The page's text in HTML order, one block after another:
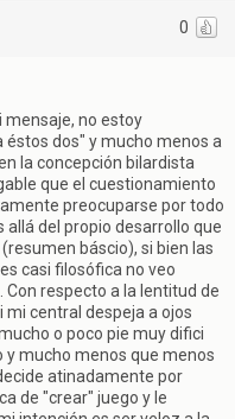
0
no estoy
dos" y mucho menos a
la concepción bilardista
que el cuestionamiento
preocuparse por todo
allá del propio desarrollo que
báscio), si bien las
casi filosófica no veo
respecto a la lentitud de
mi central despeja a ojos
o poco pie muy difici
y mucho menos que menos
atinadamente por
de "crear" juego y le